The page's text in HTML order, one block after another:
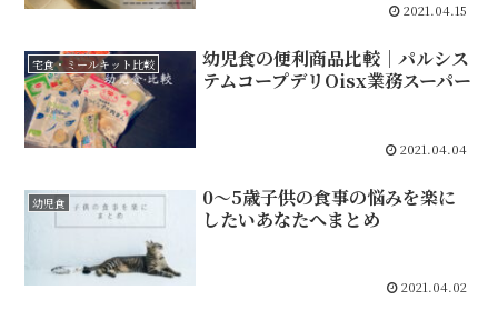
2021.04.15
宅食・ミールキット比較
幼児食の便利商品比較｜パルシス
テムコープデリOisx業務スーパー
2021.04.04
幼児食
0～5歳子供の食事の悩みを楽に
したいあなたへまとめ
2021.04.02